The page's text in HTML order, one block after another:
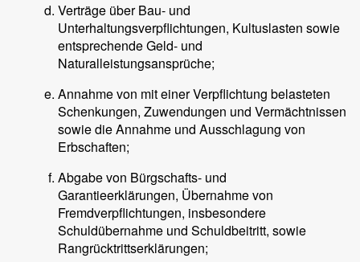
Verträge über Bau- und
Unterhaltungsverpflichtungen, Kultuslasten sowie
entsprechende Geld- und
Naturalleistungsansprüche;
Annahme von mit einer Verpflichtung belasteten
Schenkungen, Zuwendungen und Vermächtnissen
sowie die Annahme und Ausschlagung von
Erbschaften;
Abgabe von Bürgschafts- und
Garantieerklärungen, Übernahme von
Fremdverpflichtungen, insbesondere
Schuldübernahme und Schuldbeitritt, sowie
Rangrücktrittserklärungen;